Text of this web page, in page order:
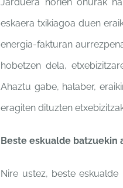
eskaera txikiagoa duen
energia-fakturan
hobetzen dela,
Ahaztu gabe, halaber,
eragitendituzten
Beste eskualde batzuekin
Nire ustez, beste eskualde